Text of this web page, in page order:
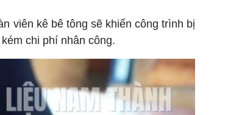
viên kê bê tông sẽ khiến công trình bị
chi phí nhân công.